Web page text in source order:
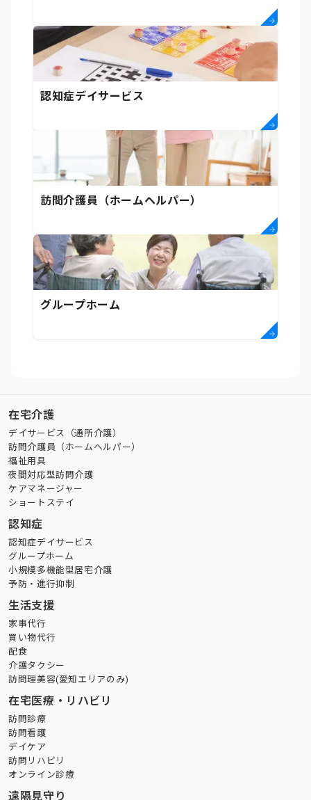
認知症デイサービス
訪問介護員（ホームヘルパー）
グループホーム
在宅介護
デイサービス（通所介護）
訪問介護員（ホームヘルパー）
福祉用具
夜間対応型訪問介護
ケアマネージャー
ショートステイ
認知症
認知症デイサービス
グループホーム
小規模多機能型居宅介護
予防・進行抑制
生活支援
家事代行
買い物代行
配食
介護タクシー
訪問理美容(愛知エリアのみ)
在宅医療・リハビリ
訪問診療
訪問看護
デイケア
訪問リハビリ
オンライン診療
遠隔見守り